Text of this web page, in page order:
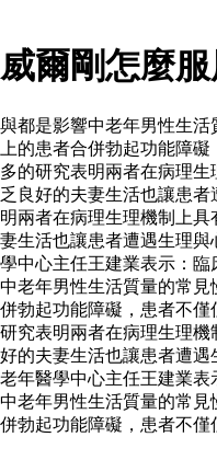
威爾剛怎麼
與都是影響中老年男性生
上的患者合併勃起功能障
多的研究表明兩者在病理
乏良好的夫妻生活也讓患者
明兩者在病理生理機制上
妻生活也讓患者遭遇生理
學中心主任王建業表示：
中老年男性生活質量的常
併勃起功能障礙，患者不
研究表明兩者在病理生理
好的夫妻生活也讓患者遭
老年醫學中心主任王建業
中老年男性生活質量的常
併勃起功能障礙，患者不